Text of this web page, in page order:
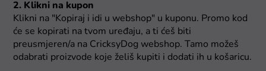
2. Klikni na kupon
Klikni na "Kopiraj i idi u webshop" u kuponu. Promo kod
će se kopirati na tvom uređaju, a ti ćeš biti
preusmjeren/a na CricksyDog webshop. Tamo možeš
odabrati proizvode koje želiš kupiti i dodati ih u košaricu.